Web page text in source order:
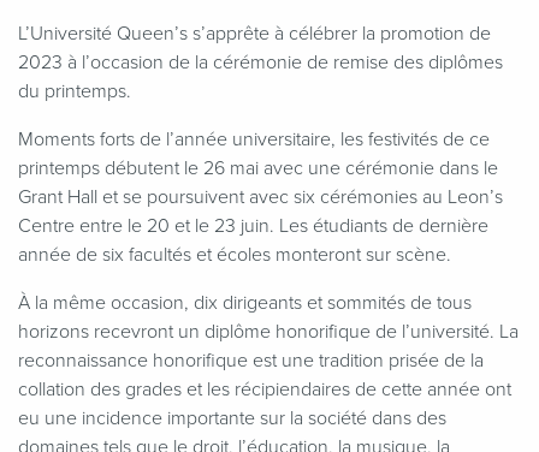
L’Université Queen’s s’apprête à célébrer la promotion de
2023 à l’occasion de la cérémonie de remise des diplômes
du printemps.
Moments forts de l’année universitaire, les festivités de ce
printemps débutent le 26 mai avec une cérémonie dans le
Grant Hall et se poursuivent avec six cérémonies au Leon’s
Centre entre le 20 et le 23 juin. Les étudiants de dernière
année de six facultés et écoles monteront sur scène.
À la même occasion, dix dirigeants et sommités de tous
horizons recevront un diplôme honorifique de l’université. La
reconnaissance honorifique est une tradition prisée de la
collation des grades et les récipiendaires de cette année ont
eu une incidence importante sur la société dans des
domaines tels que le droit, l’éducation, la musique, la